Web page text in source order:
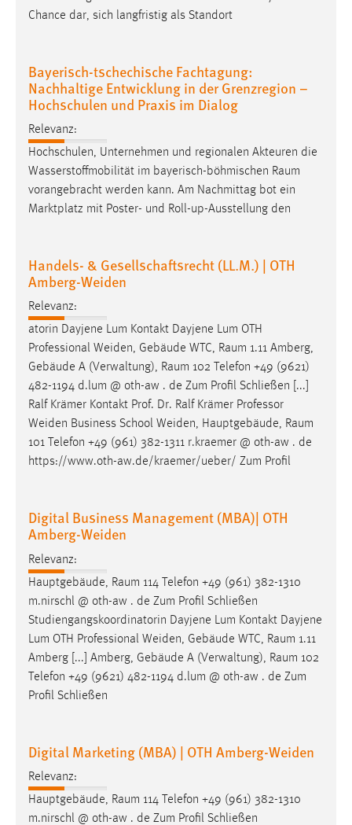
Chance dar, sich langfristig als Standort
Bayerisch-tschechische Fachtagung:
Nachhaltige Entwicklung in der Grenzregion –
Hochschulen und Praxis im Dialog
Relevanz:
Hochschulen, Unternehmen und regionalen Akteuren die
Wasserstoffmobilität im bayerisch-böhmischen Raum
vorangebracht werden kann. Am Nachmittag bot ein
Marktplatz mit Poster- und Roll-up-Ausstellung den
Handels- & Gesellschaftsrecht (LL.M.) | OTH
Amberg-Weiden
Relevanz:
atorin Dayjene Lum Kontakt Dayjene Lum OTH
Professional Weiden, Gebäude WTC, Raum 1.11 Amberg,
Gebäude A (Verwaltung), Raum 102 Telefon +49 (9621)
482-1194 d.lum @ oth-aw . de Zum Profil Schließen [...]
Ralf Krämer Kontakt Prof. Dr. Ralf Krämer Professor
Weiden Business School Weiden, Hauptgebäude, Raum
101 Telefon +49 (961) 382-1311 r.kraemer @ oth-aw . de
https://www.oth-aw.de/kraemer/ueber/ Zum Profil
Digital Business Management (MBA)| OTH
Amberg-Weiden
Relevanz:
Hauptgebäude, Raum 114 Telefon +49 (961) 382-1310
m.nirschl @ oth-aw . de Zum Profil Schließen
Studiengangskoordinatorin Dayjene Lum Kontakt Dayjene
Lum OTH Professional Weiden, Gebäude WTC, Raum 1.11
Amberg [...] Amberg, Gebäude A (Verwaltung), Raum 102
Telefon +49 (9621) 482-1194 d.lum @ oth-aw . de Zum
Profil Schließen
Digital Marketing (MBA) | OTH Amberg-Weiden
Relevanz:
Hauptgebäude, Raum 114 Telefon +49 (961) 382-1310
m.nirschl @ oth-aw . de Zum Profil Schließen